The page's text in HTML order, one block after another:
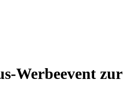
Werbeevent